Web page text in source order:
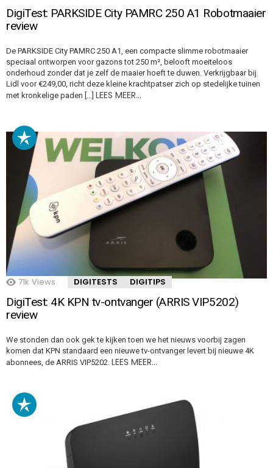
DigiTest: PARKSIDE City PAMRC 250 A1 Robotmaaier
review
De PARKSIDE City PAMRC 250 A1, een compacte slimme robotmaaier
speciaal ontworpen voor gazons tot 250 m², belooft moeiteloos
onderhoud zonder dat je zelf de maaier hoeft te duwen. Verkrijgbaar bij
Lidl voor €249,00, richt deze kleine krachtpatser zich op stedelijke tuinen
met kronkelige paden […] LEES MEER…
71k Views DIGITESTS DIGITIPS
DigiTest: 4K KPN tv-ontvanger (ARRIS VIP5202)
review
We stonden dan ook gek te kijken toen we het nieuws voorbij zagen
komen dat KPN standaard een nieuwe tv-ontvanger levert bij nieuwe 4K
abonnees, de ARRIS VIP5202. LEES MEER…